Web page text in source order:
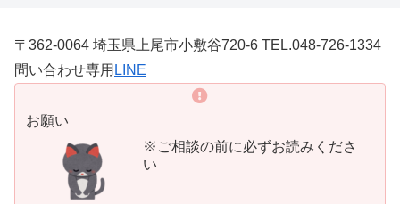
〒362-0064 埼玉県上尾市小敷谷720-6 TEL.048-726-1334
問い合わせ専用 LINE
お願い
※ご相談の前に必ずお読みくださ
い